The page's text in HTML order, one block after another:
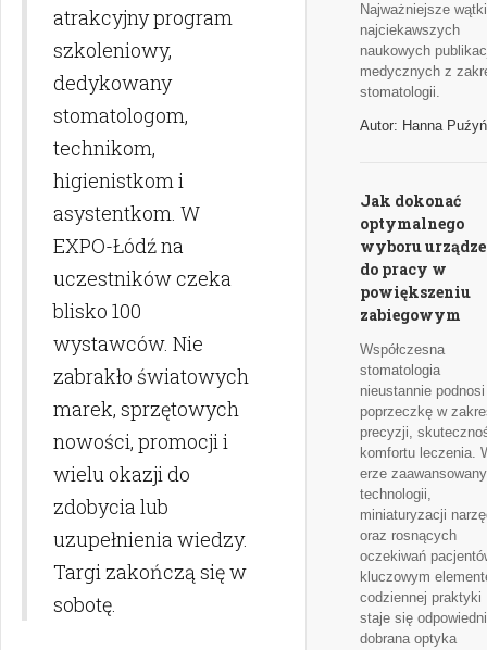
atrakcyjny program
szkoleniowy,
dedykowany
stomatologom,
technikom,
higienistkom i
asystentkom. W
EXPO-Łódź na
uczestników czeka
blisko 100
wystawców. Nie
zabrakło światowych
marek, sprzętowych
nowości, promocji i
wielu okazji do
zdobycia lub
uzupełnienia wiedzy.
Targi zakończą się w
sobotę.
Najważniejsze wątki
najciekawszych
naukowych
medycznych z
stomatologii.
Autor: Hanna
Jak dokonać
optymalnego
wyboru
do pracy w
powiększeniu
zabiegowym
Współczesna
stomatologia
nieustannie podnosi
poprzeczkę w
precyzji,
komfortu leczenia.
erze
technologii,
miniaturyzacji
oraz rosnących
oczekiwań
kluczowym
codziennej praktyki
staje się
dobrana optyka